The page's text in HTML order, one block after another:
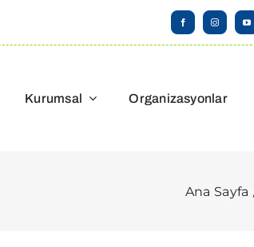
Kurumsal Organizasyonlar
Ana Sayfa